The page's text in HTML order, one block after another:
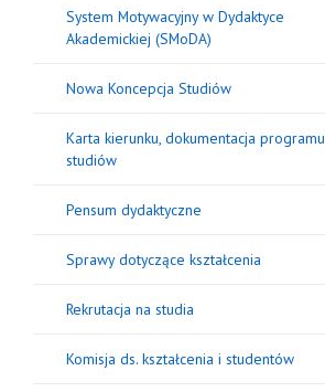
System Motywacyjny w Dydaktyce
Akademickiej (SMoDA)
Nowa Koncepcja Studiów
Karta kierunku, dokumentacja programu
studiów
Pensum dydaktyczne
Sprawy dotyczące kształcenia
Rekrutacja na studia
Komisja ds. kształcenia i studentów